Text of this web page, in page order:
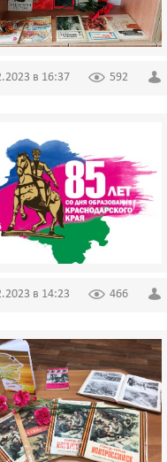
в 16:37 592
в 14:23 466